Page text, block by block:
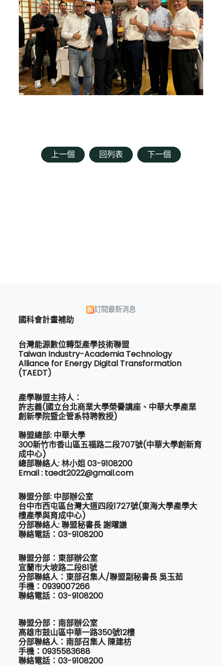
上一個 回列表 下一個
訂閱最新消息
國科會計畫補助
台灣能源數位轉型產學技術聯盟
Taiwan Industry-Academia Technology
Alliance for Energy Digital Transformation
(TAEDT)
產學聯盟主持人：
許志義(國立台北商業大學榮譽講座、中華大學產業
創新學院暨企管系特聘教授)
聯盟總部: 中華大學
300新竹市香山區五福路二段707號(中華大學創新育
成中心)
總部聯絡人: 林小姐 03-9108200
Email : taedt2022@gmail.com
聯盟分部: 中部辦公室
台中市西屯區台灣大道四段1727號(東海大學產學大
樓產學與育成中心)
分部聯絡人: 聯盟秘書長 謝曜謙
聯絡電話：03-9108200
聯盟分部：東部辦公室
宜蘭市大坡路二段81號
分部聯絡人：東部召集人/聯盟副秘書長 吳玉茹
手機：0939007266
聯絡電話：03-9108200
聯盟分部：南部辦公室
高雄市鼓山區中華一路350號12樓
分部聯絡人：南部召集人 陳建枋
手機：0935583688
聯絡電話：03-9108200